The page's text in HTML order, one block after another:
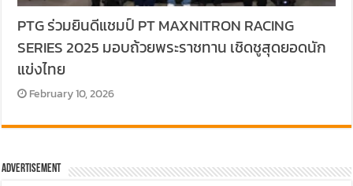
PTG ร่วมยินดีแชมป์ PT MAXNITRON RACING
SERIES 2025 มอบถ้วยพระราชทาน เชิดชูสุดยอดนัก
แข่งไทย
February 10, 2026
Advertisement